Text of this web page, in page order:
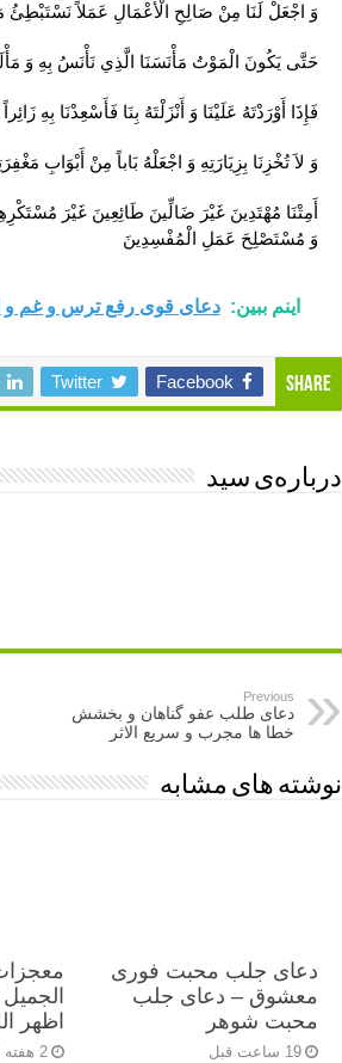
وَ اجْعَلْ لَنَا مِنْ صَالِحِ الْأَعْمَالِ عَمَلاً
حَتَّى يَكُونَ الْمَوْتُ مَأْنَسَنَا الَّذِي نَأْنَسُ بِهِ وَ
فَإِذَا أَوْرَدْتَهُ عَلَيْنَا وَ أَنْزَلْتَهُ بِنَا فَأَسْعِدْنَا بِهِ
وَ لاَ تُخْزِنَا بِزِيَارَتِهِ وَ اجْعَلْهُ بَاباً مِنْ أَبْوَابِ
أَمِتْنَا مُهْتَدِينَ غَيْرَ ضَالِّينَ طَائِعِينَ غَيْرَ
وَ مُسْتَصْلِحَ عَمَلِ الْمُفْسِدِينَ
اینم ببین: دعای قوی رفع ترس و غم و
Share
Facebook
Twitter
درباره‌ی سید
Previous
دعای طلب عفو گناهان و بخشش
خطا ها مجرب و سریع الاثر
نوشته های مشابه
دعای جلب محبت فوری
معشوق – دعای جلب
محبت شوهر
19 ساعت قبل
اظهر
2 هفته قبل